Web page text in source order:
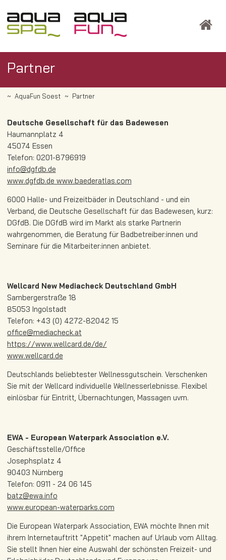
Partner
AquaFun Soest Partner
Deutsche Gesellschaft für das Badewesen
Haumannplatz 4
45074 Essen
Telefon: 0201-8796919
info@dgfdb.de
www.dgfdb.de www.baederatlas.com
6000 Halle- und Freizeitbäder in Deutschland - und ein
Verband, die Deutsche Gesellschaft für das Badewesen, kurz:
DGfdB. Die DGfdB wird im Markt als starke Partnerin
wahrgenommen, die Beratung für Badbetreiber:innen und
Seminare für die Mitarbeiter:innen anbietet.
Wellcard New Mediacheck Deutschland GmbH
Sambergerstraße 18
85053 Ingolstadt
Telefon: +43 (0) 4272-82042 15
office@mediacheck.at
https://www.wellcard.de/de/
www.wellcard.de
Deutschlands beliebtester Wellnessgutschein. Verschenken
Sie mit der Wellcard individuelle Wellnesserlebnisse. Flexibel
einlösbar für Eintritt, Übernachtungen, Massagen uvm.
EWA - European Waterpark Association e.V.
Geschäftsstelle/Office
Josephsplatz 4
90403 Nürnberg
Telefon: 0911 - 24 06 145
batz@ewa.info
www.european-waterparks.com
Die European Waterpark Association, EWA möchte Ihnen mit
ihrem Internetauftritt "Appetit" machen auf Urlaub vom Alltag.
Sie stellt Ihnen hier eine Auswahl der schönsten Freizeit- und